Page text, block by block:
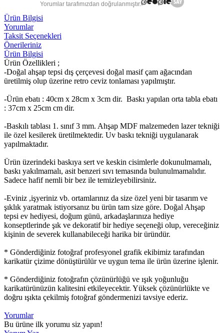
Yorumlar tarafımızdan doğrulanmıştır.
Ürün Bilgisi
Yorumlar
Taksit Seçenekleri
Önerileriniz
Ürün Bilgisi
Ürün Özellikleri ;
-Doğal ahşap tepsi dış çerçevesi doğal masif çam ağacından
üretilmiş olup üzerine retro ceviz tonlaması yapılmıştır.
-Ürün ebatı : 40cm x 28cm x 3cm dir. Baskı yapılan orta tabla ebatı
: 37cm x 25cm cm dir.
-Baskılı tablası 1. sınıf 3 mm. Ahşap MDF malzemeden lazer tekniği
ile özel kesilerek üretilmektedir. Uv baskı tekniği uygulanarak
yapılmaktadır.
Ürün üzerindeki baskıya sert ve keskin cisimlerle dokunulmamalı,
baskı yakılmamalı, asit benzeri sıvı temasında bulunulmamalıdır.
Sadece hafif nemli bir bez ile temizleyebilirsiniz.
-Eviniz ,işyeriniz vb. ortamlarınız da size özel yeni bir tasarım ve
şıklık yaratmak istiyorsanız bu ürün tam size göre. Doğal Ahşap
tepsi ev hediyesi, doğum günü, arkadaşlarınıza hediye
konseptlerinde şık ve dekoratif bir hediye seçeneği olup, vereceğiniz
kişinin de severek kullanabileceği harika bir üründür.
* Gönderdiğiniz fotoğraf profesyonel grafik ekibimiz tarafından
karikatür çizime dönüştürülür ve uygun tema ile ürün üzerine işlenir.
* Gönderdiğiniz fotoğrafın çözünürlüğü ve ışık yoğunluğu
karikatürünüzün kalitesini etkileyecektir. Yüksek çözünürlükte ve
doğru ışıkta çekilmiş fotoğraf göndermenizi tavsiye ederiz.
Yorumlar
Bu ürüne ilk yorumu siz yapın!